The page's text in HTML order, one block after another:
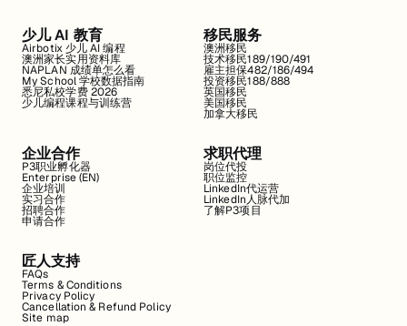
少儿 AI 教育
Airbotix 少儿 AI 编程
澳洲家长实用资料库
NAPLAN 成绩单怎么看
My School 学校数据指南
悉尼私校学费 2026
少儿编程课程与训练营
移民服务
澳洲移民
技术移民189/190/491
雇主担保482/186/494
投资移民188/888
英国移民
美国移民
加拿大移民
企业合作
P3职业孵化器
Enterprise (EN)
企业培训
实习合作
招聘合作
申请合作
求职代理
岗位代投
职位监控
LinkedIn代运营
LinkedIn人脉代加
了解P3项目
匠人支持
FAQs
Terms & Conditions
Privacy Policy
Cancellation & Refund Policy
Site map